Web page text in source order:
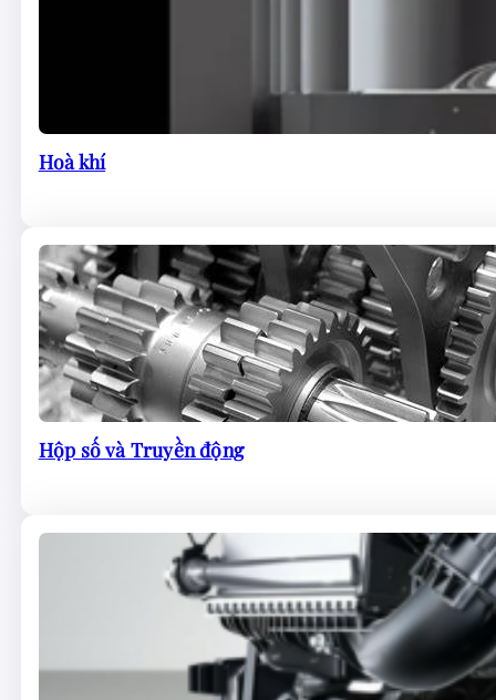
Hoà khí
Hộp số và Truyền động